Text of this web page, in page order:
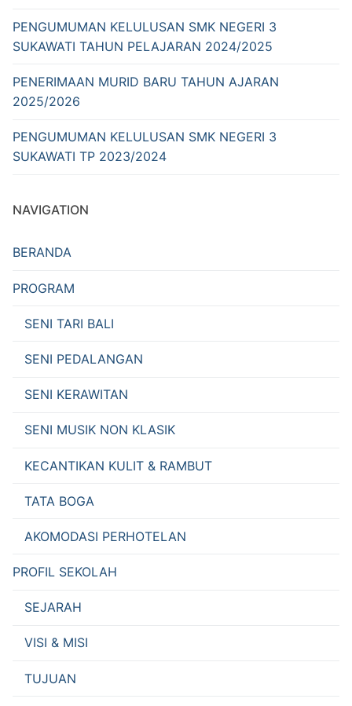
PENGUMUMAN KELULUSAN SMK NEGERI 3
SUKAWATI TAHUN PELAJARAN 2024/2025
PENERIMAAN MURID BARU TAHUN AJARAN
2025/2026
PENGUMUMAN KELULUSAN SMK NEGERI 3
SUKAWATI TP 2023/2024
NAVIGATION
BERANDA
PROGRAM
SENI TARI BALI
SENI PEDALANGAN
SENI KERAWITAN
SENI MUSIK NON KLASIK
KECANTIKAN KULIT & RAMBUT
TATA BOGA
AKOMODASI PERHOTELAN
PROFIL SEKOLAH
SEJARAH
VISI & MISI
TUJUAN